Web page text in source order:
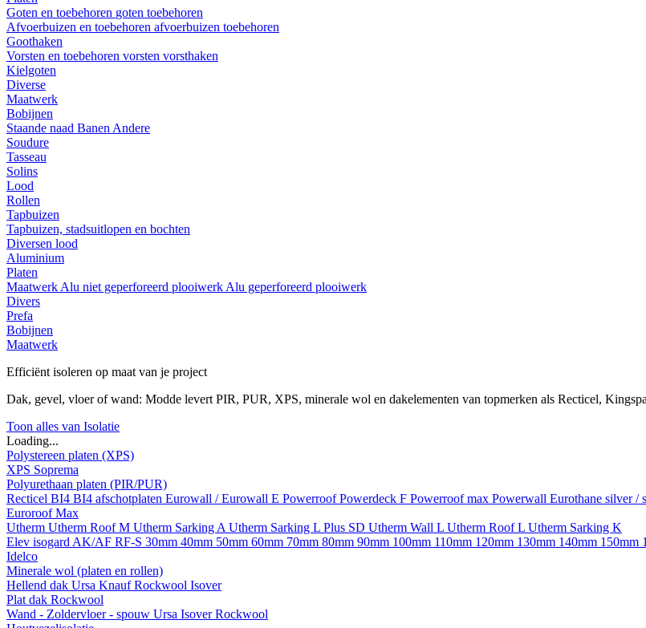
Goten en toebehoren goten toebehoren
Afvoerbuizen en toebehoren afvoerbuizen toebehoren
Goothaken
Vorsten en toebehoren vorsten vorsthaken
Kielgoten
Diverse
Maatwerk
Bobijnen
Staande naad Banen Andere
Soudure
Tasseau
Solins
Lood
Rollen
Tapbuizen
Tapbuizen, stadsuitlopen en bochten
Diversen lood
Aluminium
Platen
Maatwerk Alu niet geperforeerd plooiwerk Alu geperforeerd plooiwerk
Divers
Prefa
Bobijnen
Maatwerk
Efficiënt isoleren op maat van je project
Dak, gevel, vloer of wand: Modde levert PIR, PUR, XPS, minerale wol en dakelementen van topmerken als Recticel,
Toon alles van Isolatie
Loading...
Polystereen platen (XPS)
XPS Soprema
Polyurethaan platen (PIR/PUR)
Recticel BI4 BI4 afschotplaten Eurowall / Eurowall E PowerroofPowerdeck F Powerroof max Powerwall Eurothane silver /
Euroroof Max
Utherm Utherm Roof M Utherm Sarking A Utherm Sarking L Plus SD Utherm Wall L Utherm Roof L Utherm Sarking K
Elev isogard AK/AF RF-S 30mm 40mm 50mm 60mm 70mm 80mm 90mm 100mm 110mm 120mm 130mm 140mm 150mm
Idelco
Minerale wol (platen en rollen)
Hellend dak Ursa KnaufRockwool Isover
Plat dak Rockwool
Wand - Zoldervloer - spouw Ursa IsoverRockwool